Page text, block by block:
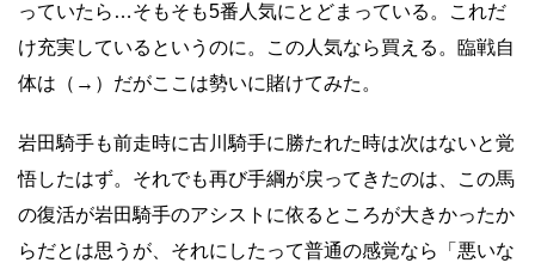
っていたら…そもそも5番人気にとどまっている。これだ
け充実しているというのに。この人気なら買える。臨戦自
体は（→）だがここは勢いに賭けてみた。
岩田騎手も前走時に古川騎手に勝たれた時は次はないと覚
悟したはず。それでも再び手綱が戻ってきたのは、この馬
の復活が岩田騎手のアシストに依るところが大きかったか
らだとは思うが、それにしたって普通の感覚なら「悪いな